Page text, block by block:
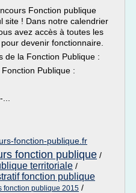
Fonction publique
site ! Dans notre calendrier
avez accès à toutes les
devenir fonctionnaire.
de la Fonction Publique :
Publique :
fonction-publique.fr
fonction publique /
territoriale /
fonction publique
fonction publique 2015 /